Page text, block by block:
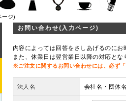
ージ)
お問い合わせ(入力ページ)
内容によっては回答をさしあげるのに
また、休業日は翌営業日以降の対応と
※ご注文に関するお問い合わせには、必ず
法人名 会社名・団体